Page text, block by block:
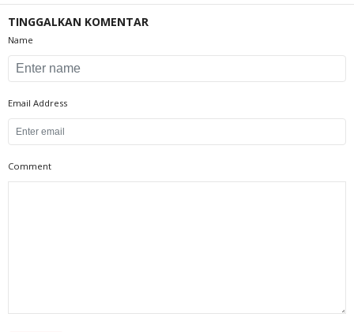
TINGGALKAN KOMENTAR
Name
Email Address
Comment